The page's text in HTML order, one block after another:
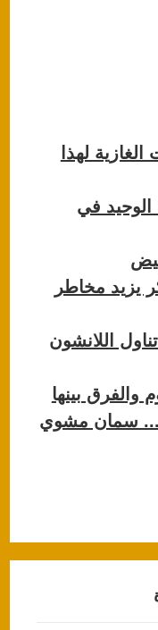
لهذا
في
يزيد مخاطر
اللانشون
والفرق بينها
... سمان مشوي